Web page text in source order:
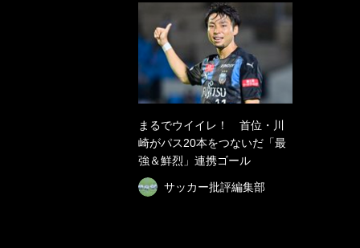
まるでウイイレ！ 首位・川
崎がパス20本をつないだ「最
強＆鮮烈」連携ゴール
サッカー批評編集部